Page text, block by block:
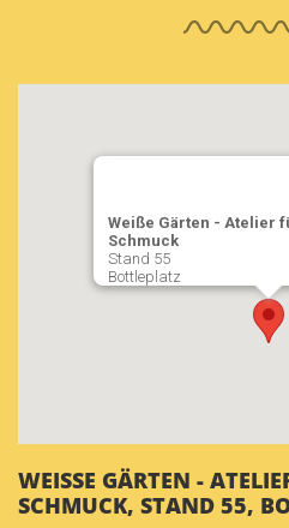
Weiße Gärten - Atelier
Schmuck
Stand 55
Bottleplatz
WEISSE GÄRTEN -
CHMUCK, STAND 55,